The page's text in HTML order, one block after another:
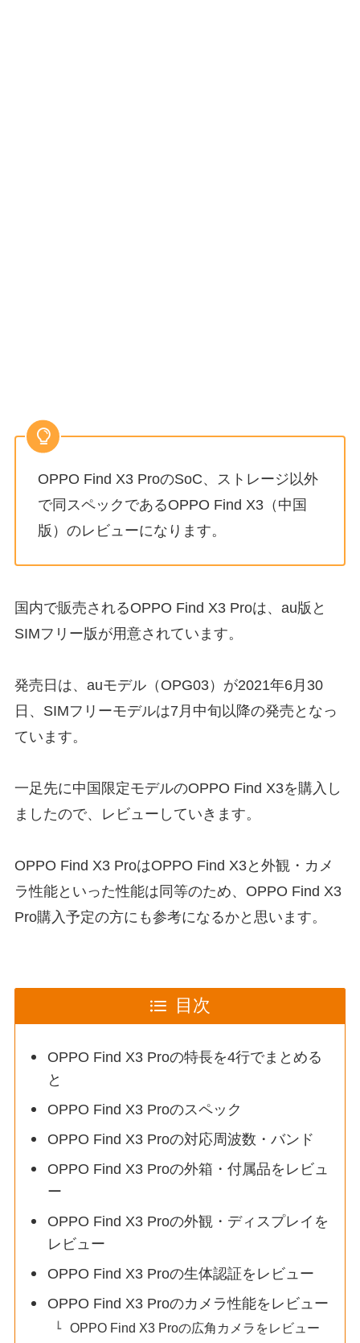
OPPO Find X3 ProのSoC、ストレージ以外
で同スペックであるOPPO Find X3（中国
版）のレビューになります。
国内で販売されるOPPO Find X3 Proは、au版と
SIMフリー版が用意されています。
発売日は、auモデル（OPG03）が2021年6月30
日、SIMフリーモデルは7月中旬以降の発売となっ
ています。
一足先に中国限定モデルのOPPO Find X3を購入し
ましたので、レビューしていきます。
OPPO Find X3 ProはOPPO Find X3と外観・カメ
ラ性能といった性能は同等のため、OPPO Find X3
Pro購入予定の方にも参考になるかと思います。
目次
OPPO Find X3 Proの特長を4行でまとめる
と
OPPO Find X3 Proのスペック
OPPO Find X3 Proの対応周波数・バンド
OPPO Find X3 Proの外箱・付属品をレビュ
ー
OPPO Find X3 Proの外観・ディスプレイを
レビュー
OPPO Find X3 Proの生体認証をレビュー
OPPO Find X3 Proのカメラ性能をレビュー
OPPO Find X3 Proの広角カメラをレビュー